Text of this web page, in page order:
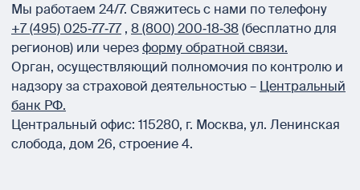
Мы работаем 24/7. Свяжитесь с нами по телефону
+7 (495) 025‑77‑77 , 8 (800) 200‑18‑38(бесплатно для
регионов) или черезформу обратной связи.
Орган, осуществляющий полномочия по контролю и
надзору за страховой деятельностью – Центральный
банк РФ.
Центральный офис: 115280, г. Москва, ул. Ленинская
слобода, дом 26, строение 4.